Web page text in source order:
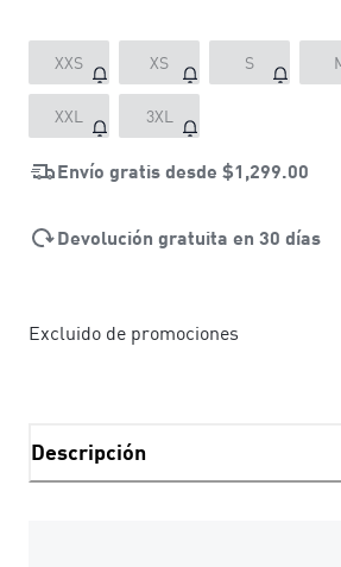
XXS XS S
XXL 3XL
Envío gratis desde $1,299.00
Devolución gratuita en 30 días
Excluido de promociones
Descripción